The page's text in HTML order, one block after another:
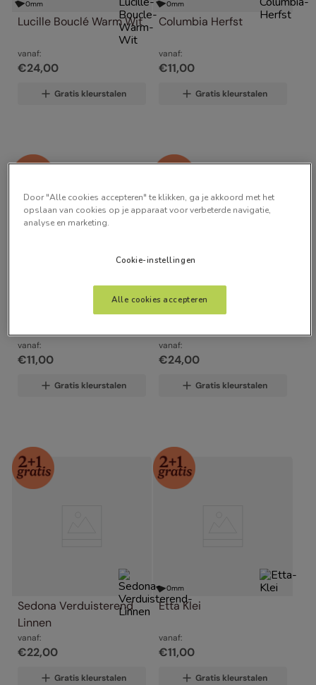
0mm
Lucille Bouclé Warm Wit
vanaf:
€24,00
Gratis kleurstalen
0mm
Columbia Herfst
vanaf:
€11,00
Gratis kleurstalen
vanaf:
€11,00
Gratis kleurstalen
Clara Appel
vanaf:
€24,00
Gratis kleurstalen
Sedona Verduisterend
Linnen
vanaf:
€22,00
Gratis kleurstalen
0mm
Etta Klei
vanaf:
€11,00
Gratis kleurstalen
Door "Alle cookies accepteren" te klikken, ga je akkoord met het
opslaan van cookies op je apparaat voor verbeterde navigatie,
analyse en marketing.
Cookie-instellingen
Alle cookies accepteren